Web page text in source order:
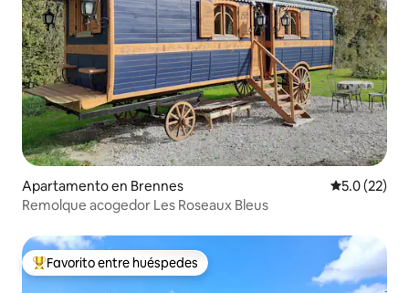
Apartamento en Brennes Calificación
5.0 (22)
Remolque acogedor Les Roseaux Bleus
Favorito entre huéspedes preferido
Favorito entre huéspedes